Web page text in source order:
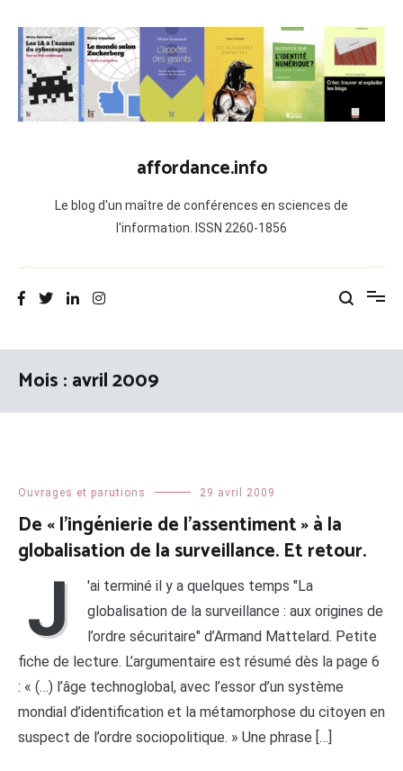
contenu
affordance.info
Le blog d'un maître de conférences en sciences de
l'information. ISSN 2260-1856
Mois :avril 2009
Ouvrages et parutions 29 avril 2009
De « l’ingénierie de l’assentiment » à la
globalisation de la surveillance. Et retour.
J
'ai terminé il y a quelques temps "La
globalisation de la surveillance : aux origines de
l’ordre sécuritaire" d’Armand Mattelard. Petite
fiche de lecture. L’argumentaire est résumé dès la page 6
: « (…) l’âge technoglobal, avec l’essor d’un système
mondial d’identification et la métamorphose du citoyen en
suspect de l’ordre sociopolitique. » Une phrase […]